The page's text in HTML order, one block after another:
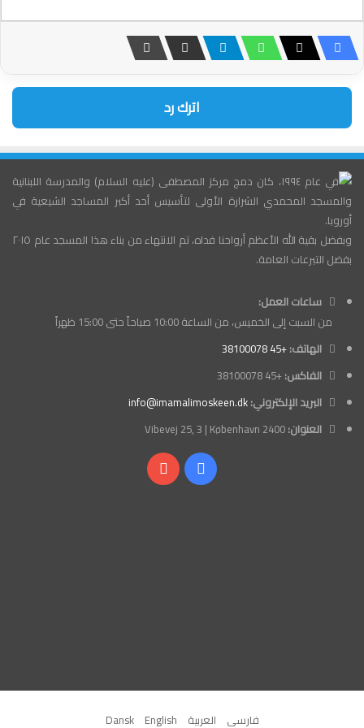
اترك رد
في عام ١٩٩٤، كان دمج مركز المصطفى (عليه السلام) والمدرسة اللبنانية
والمسجد المحمدي الشرارة الأولى لتأسيس أحد أكبر المساجد الشيعية في
أوروبا.
وبفضل بقية الله الأعظم أرواحنا فداه، تم الانتهاء من بناء هذا المسجد عام ٢٠١٥
بفضل التبرعات العامة.
ساعات العمل:
من السبت إلى الخميس، من الساعة 10:00 صباحاً حتى 15:00 ظهراً
الهاتف:+45 38100078
الفاكس:+45 38100078
البريد الإلكتروني:info@imamalimoskeen.dk
العنوان:
فيسبوك‫YouTube
فارسی العربیة English
Dansk